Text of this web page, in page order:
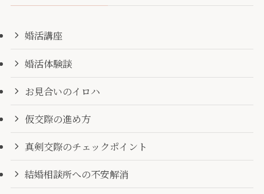
婚活講座
婚活体験談
お見合いのイロハ
仮交際の進め方
真剣交際のチェックポイント
結婚相談所への不安解消